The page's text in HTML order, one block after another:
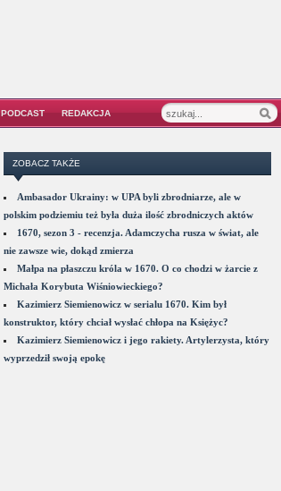
PODCAST REDAKCJA
ZOBACZ TAKŻE
Ambasador Ukrainy: w UPA byli zbrodniarze, ale w
polskim podziemiu też była duża ilość zbrodniczych aktów
1670, sezon 3 - recenzja. Adamczycha rusza w świat, ale
nie zawsze wie, dokąd zmierza
Małpa na płaszczu króla w 1670. O co chodzi w żarcie z
Michała Korybuta Wiśniowieckiego?
Kazimierz Siemienowicz w serialu 1670. Kim był
konstruktor, który chciał wysłać chłopa na Księżyc?
Kazimierz Siemienowicz i jego rakiety. Artylerzysta, który
wyprzedził swoją epokę